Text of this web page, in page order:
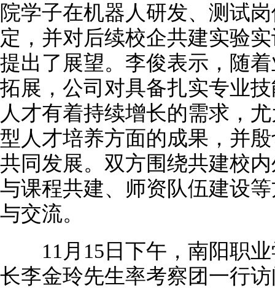
院学子在机器人研发、测试
定，并对后续校企共建实验
提出了展望。李俊表示，随
拓展，公司对具备扎实专业
人才有着持续增长的需求，
型人才培养方面的成果，并
共同发展。双方围绕共建校
与课程共建、师资队伍建设
与交流。
11月15日下午，南阳职业
长李金玲先生率考察团一行